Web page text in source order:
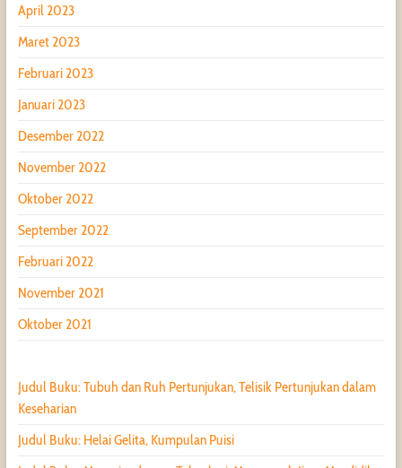
April 2023
Maret 2023
Februari 2023
Januari 2023
Desember 2022
November 2022
Oktober 2022
September 2022
Februari 2022
November 2021
Oktober 2021
Judul Buku: Tubuh dan Ruh Pertunjukan, Telisik Pertunjukan dalam
Keseharian
Judul Buku: Helai Gelita, Kumpulan Puisi